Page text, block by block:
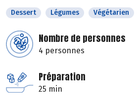
Dessert Légumes Végétarien
Nombre de personnes
4 personnes
Préparation
25 min